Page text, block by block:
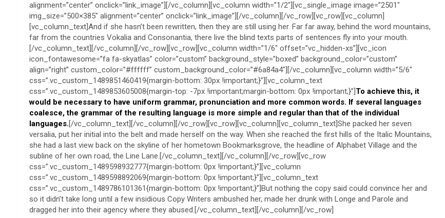
alignment=”center” onclick=”link_image”][/vc_column][vc_column width=”1/2″][vc_single_image image=”2501″
img_size=”500×385″ alignment=”center” onclick=”link_image”][/vc_column][/vc_row][vc_row][vc_column]
[vc_column_text]And if she hasn’t been rewritten, then they are still using her. Far far away, behind the word mountains,
far from the countries Vokalia and Consonantia, there live the blind texts parts of sentences fly into your mouth.
[/vc_column_text][/vc_column][/vc_row][vc_row][vc_column width=”1/6″ offset=”vc_hidden-xs”][vc_icon
icon_fontawesome=”fa fa-skyatlas” color=”custom” background_style=”boxed” background_color=”custom”
align=”right” custom_color=”#ffffff” custom_background_color=”#6a84a4″][/vc_column][vc_column width=”5/6″
css=”.vc_custom_1489851460419{margin-bottom: 30px !important;}”][vc_column_text
css=”.vc_custom_1489853605008{margin-top: -7px !important;margin-bottom: 0px !important;}”]To achieve this, it
would be necessary to have uniform grammar, pronunciation and more common words. If several languages
coalesce, the grammar of the resulting language is more simple and regular than that of the individual
languages.[/vc_column_text][/vc_column][/vc_row][vc_row][vc_column][vc_column_text]She packed her seven
versalia, put her initial into the belt and made herself on the way. When she reached the first hills of the Italic Mountains,
she had a last view back on the skyline of her hometown Bookmarksgrove, the headline of Alphabet Village and the
subline of her own road, the Line Lane.[/vc_column_text][/vc_column][/vc_row][vc_row
css=”.vc_custom_1489598932777{margin-bottom: 0px !important;}”][vc_column
css=”.vc_custom_1489598892069{margin-bottom: 0px !important;}”][vc_column_text
css=”.vc_custom_1489786101361{margin-bottom: 0px !important;}”]But nothing the copy said could convince her and
so it didn’t take long until a few insidious Copy Writers ambushed her, made her drunk with Longe and Parole and
dragged her into their agency where they abused.[/vc_column_text][/vc_column][/vc_row]